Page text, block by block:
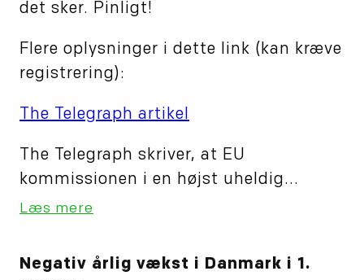
det sker. Pinligt!
Flere oplysninger i dette link (kan kræve
registrering):
The Telegraph artikel
The Telegraph skriver, at EU
kommissionen i en højst uheldig...
Læs mere
Negativ årlig vækst i Danmark i 1.